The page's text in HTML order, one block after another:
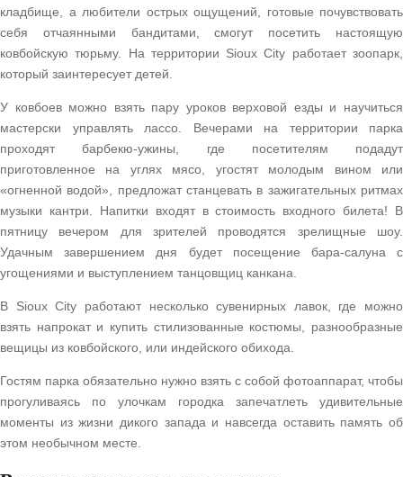
кладбище, а любители острых ощущений, готовые почувствовать
себя отчаянными бандитами, смогут посетить настоящую
ковбойскую тюрьму. На территории Sioux City работает зоопарк,
который заинтересует детей.
У ковбоев можно взять пару уроков верховой езды и научиться
мастерски управлять лассо. Вечерами на территории парка
проходят барбекю-ужины, где посетителям подадут
приготовленное на углях мясо, угостят молодым вином или
«огненной водой», предложат станцевать в зажигательных ритмах
музыки кантри. Напитки входят в стоимость входного билета! В
пятницу вечером для зрителей проводятся зрелищные шоу.
Удачным завершением дня будет посещение бара-салуна с
угощениями и выступлением танцовщиц канкана.
В Sioux City работают несколько сувенирных лавок, где можно
взять напрокат и купить стилизованные костюмы, разнообразные
вещицы из ковбойского, или индейского обихода.
Гостям парка обязательно нужно взять с собой фотоаппарат, чтобы
прогуливаясь по улочкам городка запечатлеть удивительные
моменты из жизни дикого запада и навсегда оставить память об
этом необычном месте.